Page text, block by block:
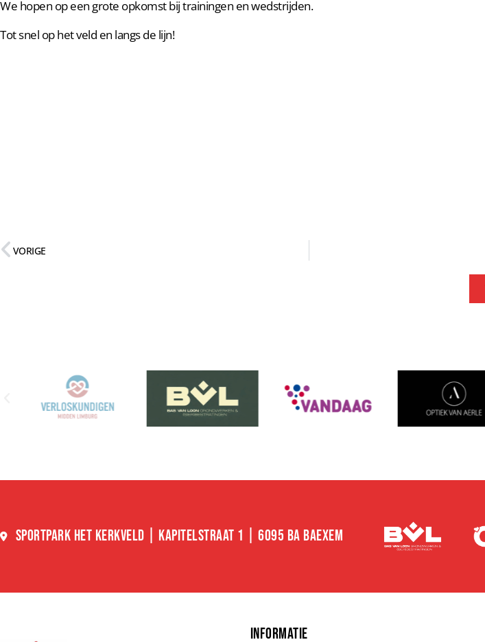
We hopen op een grote opkomst bij trainingen en wedstrijden.
Tot snel op het veld en langs de lijn!
VORIGE
SPORTPARK HET KERKVELD | KAPITELSTRAAT 1 | 6095 BA BAEXEM
INFORMATIE